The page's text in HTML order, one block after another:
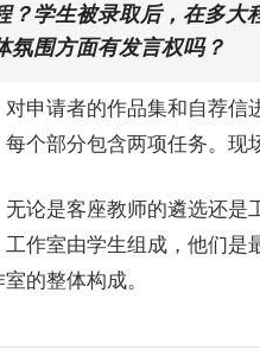
学生被录取后，在多大
氛围方面有发言权吗？
申请者的作品集和自荐信
个部分包含两项任务。现
论是客座教师的遴选还是
作室由学生组成，他们是
的整体构成。